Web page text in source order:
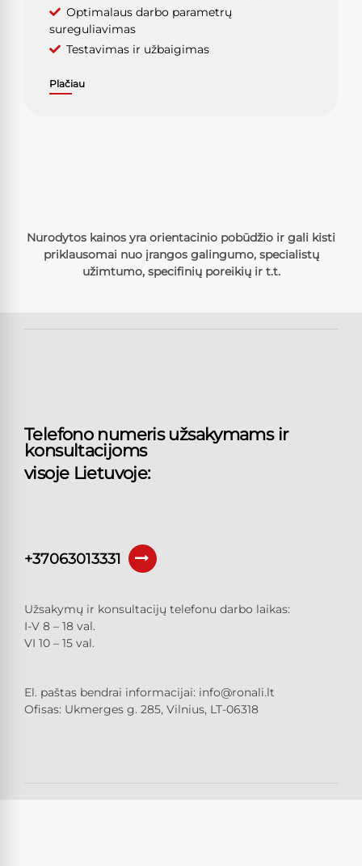
Optimalaus darbo parametrų
sureguliavimas
Testavimas ir užbaigimas
Plačiau
Nurodytos kainos yra orientacinio pobūdžio ir gali kisti
priklausomai nuo įrangos galingumo, specialistų
užimtumo, specifinių poreikių ir t.t.
Telefono numeris užsakymams ir
konsultacijoms
visoje Lietuvoje:
+37063013331
Užsakymų ir konsultacijų telefonu darbo laikas:
I-V 8 – 18 val.
VI 10 – 15 val.
El. paštas bendrai informacijai: info@ronali.lt
Ofisas: Ukmerges g. 285, Vilnius, LT-06318